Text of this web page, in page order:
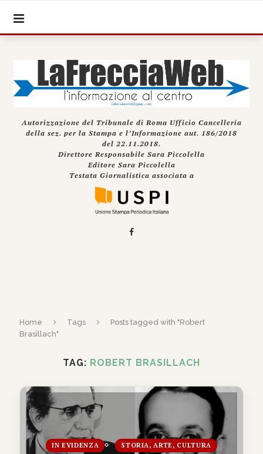
Autorizzazione del Tribunale di Roma Ufficio Cancelleria
della sez. per la Stampa e l’Informazione aut. 186/2018
del 22.11.2018.
Direttore Responsabile Sara Piccolella
Editore Sara Piccolella
Testata Giornalistica associata a
Home Tags
Posts tagged with "Robert
Brasillach"
TAG: ROBERT BRASILLACH
IN EVIDENZA STORIA, ARTE, CULTURA